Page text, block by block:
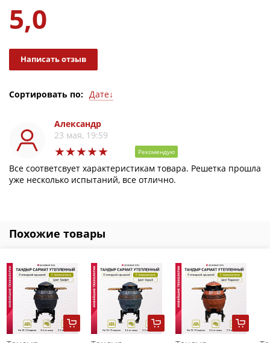
5,0
Написать отзыв
Сортировать по: Дате↓
Дате↑
Оценке↑
Александр
23 мая, 19:59
Рекомендую
Все соответсвует характеристикам товара. Решетка прошла
уже несколько испытаний, все отлично.
Похожие товары